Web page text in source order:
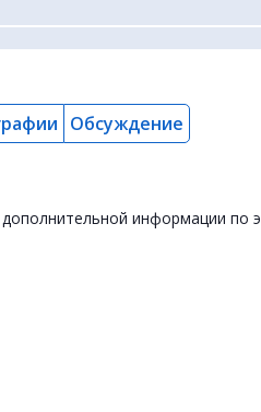
Обсуждение
информации по